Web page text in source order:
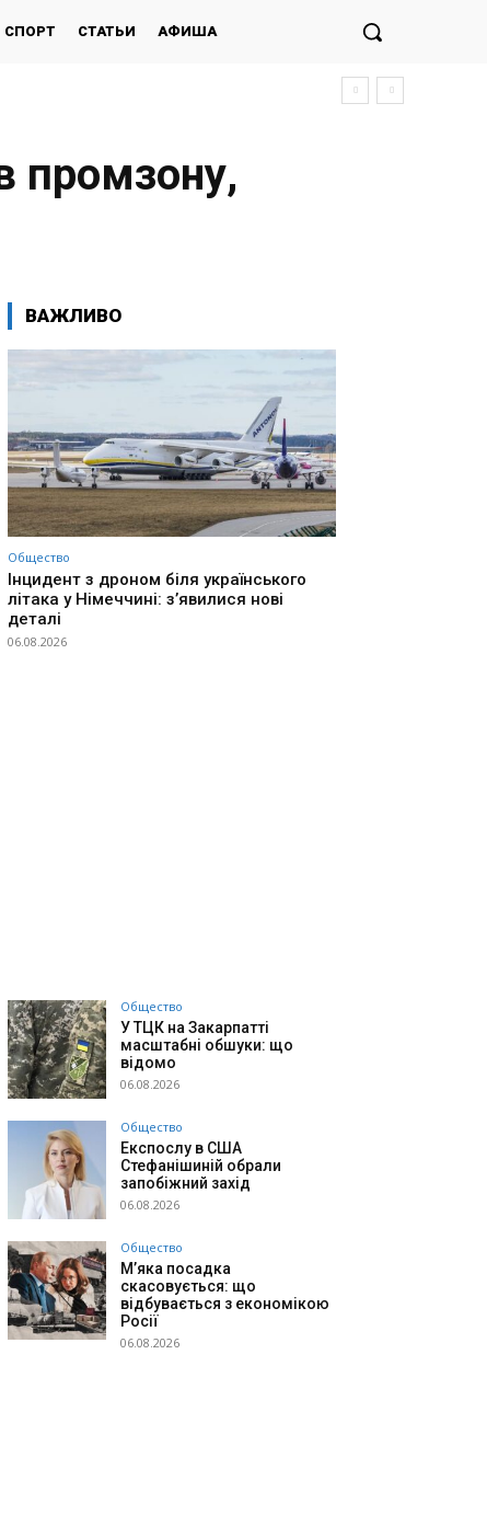
СПОРТ СТАТЬИ АФИША
промзону,
ВАЖЛИВО
Общество
Інцидент з дроном біля українського
літака у Німеччині: з’явилися нові
деталі
06.08.2026
Общество
У ТЦК на Закарпатті
масштабні обшуки: що
відомо
06.08.2026
Общество
Експослу в США
Стефанішиній обрали
запобіжний захід
06.08.2026
Общество
М’яка посадка
скасовується: що
відбувається з економікою
Росії
06.08.2026